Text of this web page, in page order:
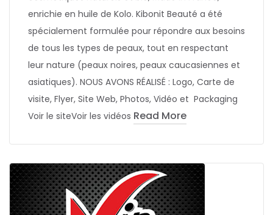
enrichie en huile de Kolo. Kibonit Beauté a été
spécialement formulée pour répondre aux besoins
de tous les types de peaux, tout en respectant
leur nature (peaux noires, peaux caucasiennes et
asiatiques). NOUS AVONS RÉALISÉ : Logo, Carte de
visite, Flyer, Site Web, Photos, Vidéo et Packaging
Voir le siteVoir les vidéos Read More